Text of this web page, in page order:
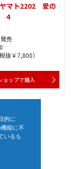
的に
能に不
いるも
マト2202 愛の
4
売
抜￥7,800）
ョップで購入